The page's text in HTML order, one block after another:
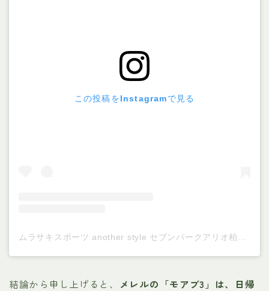
この投稿をInstagramで見る
結論から申し上げると、
メレルの「モアブ3」は、日帰